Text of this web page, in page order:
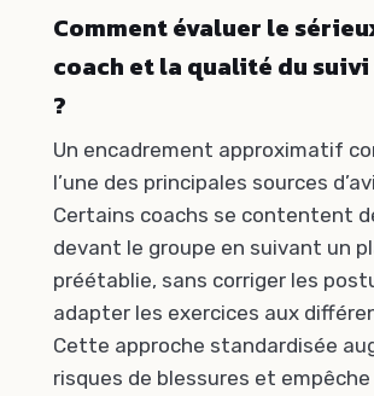
Comment évaluer le
coach et la qualité du suivi
?
Un encadrement approximatif
l’une des principales sources
Certains coachs se contentent
devant le groupe en suivant un
préétablie, sans corriger les
adapter les exercices aux
Cette approche standardisée
risques de blessures et